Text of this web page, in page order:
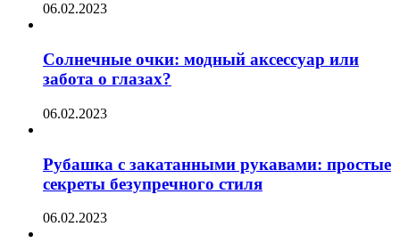
06.02.2023
Солнечные очки: модный аксессуар или
забота о глазах?
06.02.2023
Рубашка с закатанными рукавами: простые
секреты безупречного стиля
06.02.2023